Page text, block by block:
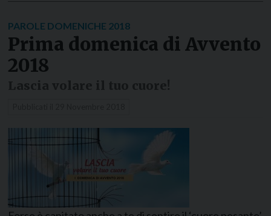
PAROLE DOMENICHE 2018
Prima domenica di Avvento
2018